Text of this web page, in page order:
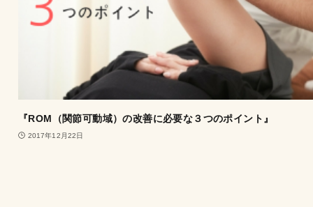
『ROM（関節可動域）の改善に必要な３つのポイント』
2017年12月22日